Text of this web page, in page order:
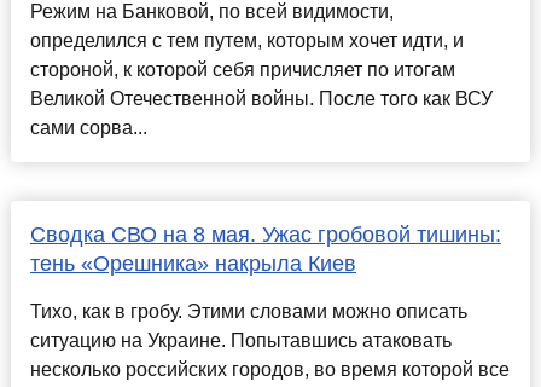
Режим на Банковой, по всей видимости,
определился с тем путем, которым хочет идти, и
стороной, к которой себя причисляет по итогам
Великой Отечественной войны. После того как ВСУ
сами сорва...
Сводка СВО на 8 мая. Ужас гробовой тишины:
тень «Орешника» накрыла Киев
Тихо, как в гробу. Этими словами можно описать
ситуацию на Украине. Попытавшись атаковать
несколько российских городов, во время которой все